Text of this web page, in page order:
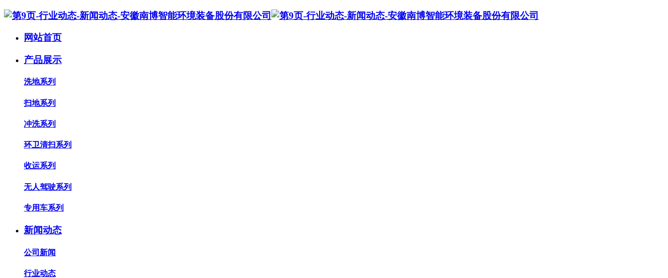
网站首页
产品展示
洗地系列
扫地系列
冲洗系列
环卫清扫系列
收运系列
无人驾驶系列
专用车系列
新闻动态
公司新闻
行业动态